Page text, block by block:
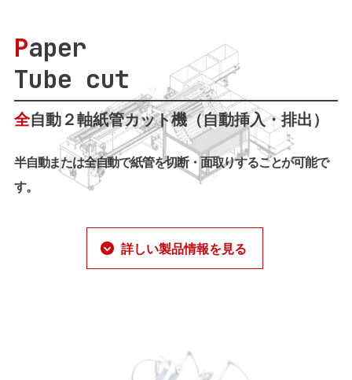
Paper
Tube cut
全自動２軸紙管カット機（自動挿入・排出）
半自動または全自動で紙管を切断・面取りすることが可能で
す。
詳しい製品情報を見る